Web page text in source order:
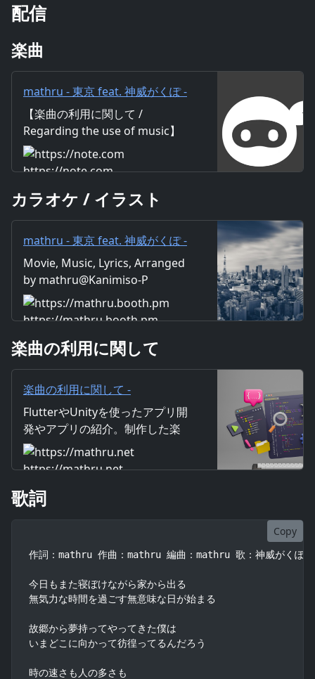
配信
楽曲
mathru - 東京 feat. 神威がくぽ -
Tokyo feat. Gackpo Camui｜
mathru
【楽曲の利用に関して /
Regarding the use of music】
https://mathru.net/terms/musi
c 【歌詞 / Lyrics】 Lyrics：
Arrange：mathru Sing：
けながら家から出る 無気力な時
間を過ごす無意味な日が始まる
故郷から夢持ってやってきた僕
は いまどこに向かって彷徨って
るんだろう 時の速さも人の多さ
も 僕を「ここに置き去りにする
明かりが眩しすぎて星が見えな
い 故郷の夜空は そう綺麗に見れ
たのに
https://note.com
カラオケ / イラスト
mathru - 東京 feat. 神威がくぽ -
Tokyo feat. Gackpo Camui -
mathruねっと - BOOTH
Movie, Music, Lyrics, Arranged
by mathru@Kanimiso-P
https://mathru.booth.pm
楽曲の利用に関して
楽曲の利用に関して -
mathru.net | Flutter/Unityによ
るアプリ開発/楽曲・映像制作/素
材配布
FlutterやUnityを使ったアプリ開
発やアプリの紹介。制作した楽
曲・映像の紹介。画像や映像素
材の配布。仕事の受注なども行
https://mathru.net
歌詞
Copy
作詞：mathru 作曲：mathru 編曲：mathru 歌：神威がくぽ
今日もまた寝ぼけながら家から出る
無気力な時間を過ごす無意味な日が始まる
故郷から夢持ってやってきた僕は
いまどこに向かって彷徨ってるんだろう
時の速さも人の多さも